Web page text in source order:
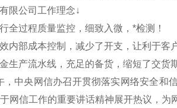
限公司工作理念↓
全过程质量监控，细致入微，*检测！
内部成本控制，减少了开支，让利于客
生产流水线，充足的备货，缩短了交货
，中央网信办召开贯彻落实网络安全和
网信工作的重要讲话精神展开热议，为